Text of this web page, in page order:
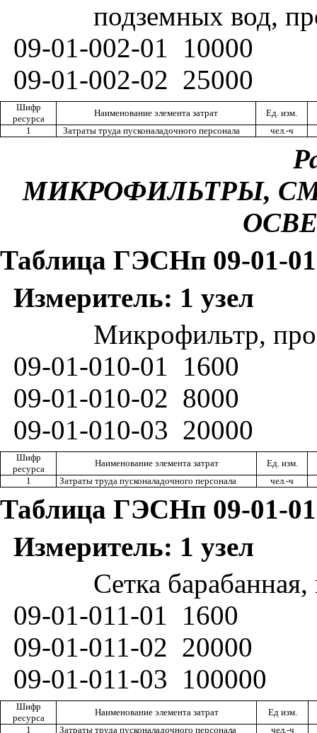
подземных вод,
09-01-002-01
10000
09-01-002-02 25000
Шифр
ресурса
Наименование элемента затрат
Ед. изм.
1
Затраты труда пусконаладочного персонала чел.-ч
МИКРОФИЛЬТРЫ,
Таблица ГЭСНп 09-01-
Измеритель: 1 узел
Микрофильтр,
09-01-010-01
1600
09-01-010-02 8000
09-01-010-03 20000
Шифр
ресурса
Наименование элемента затрат
Ед. изм.
1
Затраты труда пусконаладочного персонала чел.-ч
Таблица ГЭСНп 09-01-
Измеритель: 1 узел
Сетка
09-01-011-01
1600
09-01-011-02 20000
09-01-011-03 100000
Шифр
ресурса
Наименование элемента затрат
Ед изм.
1
Затраты труда пусконаладочного персонала чел.-ч